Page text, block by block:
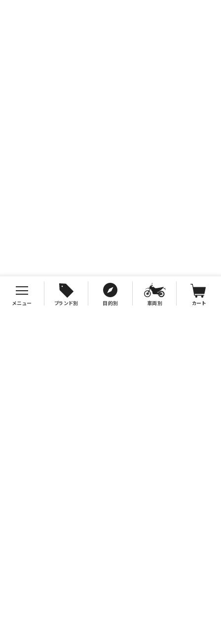
メニュー ブランド別 目的別 車両別 カート